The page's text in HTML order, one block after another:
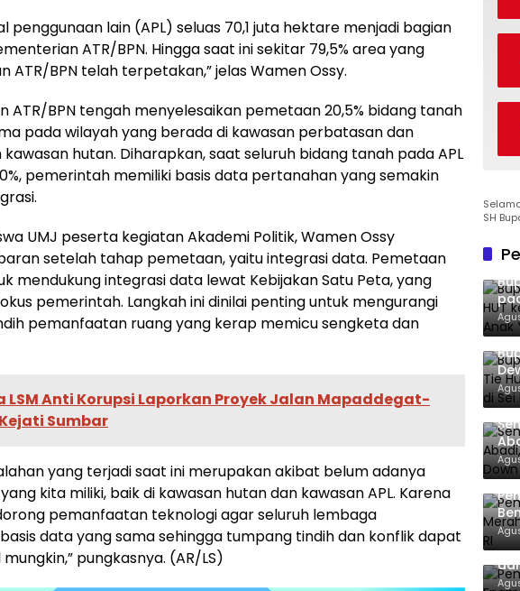
penggunaan lain (APL) seluas 70,1 juta hektare menjadi bagian
ATR/BPN. Hingga saat ini sekitar 79,5% area yang
ATR/BPN telah terpetakan,” jelas Wamen Ossy.
ATR/BPN tengah menyelesaikan pemetaan 20,5% bidang tanah
pada wilayah yang berada di kawasan perbatasan dan
hutan. Diharapkan, saat seluruh bidang tanah pada APL
pemerintah memiliki basis data pertanahan yang semakin
UMJ peserta kegiatan Akademi Politik, Wamen Ossy
setelah tahap pemetaan, yaitu integrasi data. Pemetaan
mendukung integrasi data lewat Kebijakan Satu Peta, yang
pemerintah. Langkah ini dinilai penting untuk mengurangi
pemanfaatan ruang yang kerap memicu sengketa dan
LSM Anti Korupsi Laporkan Proyek Jalan Mapaddegat-
Sumbar
yang terjadi saat ini merupakan akibat belum adanya
kita miliki, baik di kawasan hutan dan kawasan APL. Karena
pemanfaatan teknologi agar seluruh lembaga
data yang sama sehingga tumpang tindih dan konflik dapat
pungkasnya. (AR/LS)
SH